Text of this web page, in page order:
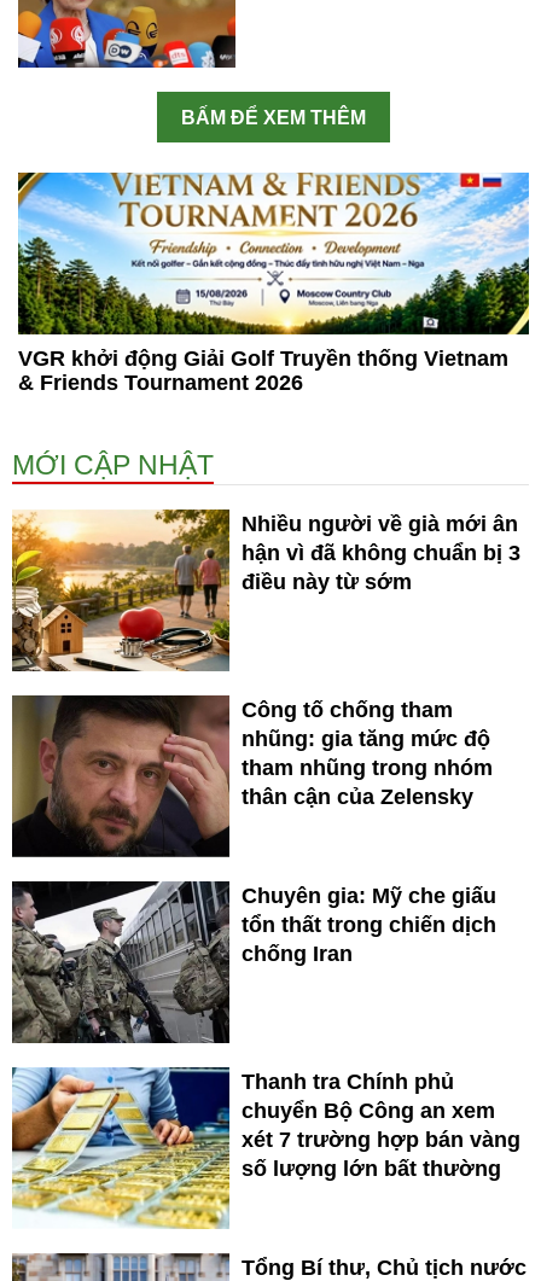
BẤM ĐỂ XEM THÊM
VGR khởi động Giải Golf Truyền thống Vietnam
& Friends Tournament 2026
MỚI CẬP NHẬT
Nhiều người về già mới ân
hận vì đã không chuẩn bị 3
điều này từ sớm
Công tố chống tham
nhũng: gia tăng mức độ
tham nhũng trong nhóm
thân cận của Zelensky
Chuyên gia: Mỹ che giấu
tổn thất trong chiến dịch
chống Iran
Thanh tra Chính phủ
chuyển Bộ Công an xem
xét 7 trường hợp bán vàng
số lượng lớn bất thường
Tổng Bí thư, Chủ tịch nước